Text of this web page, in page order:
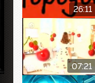
26:11
07:21